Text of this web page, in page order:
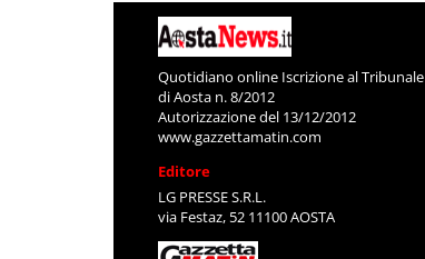
Quotidiano online Iscrizione al Tribunale
di Aosta n. 8/2012
Autorizzazione del 13/12/2012
www.gazzettamatin.com
Editore
LG PRESSE S.R.L.
via Festaz, 52 11100 AOSTA